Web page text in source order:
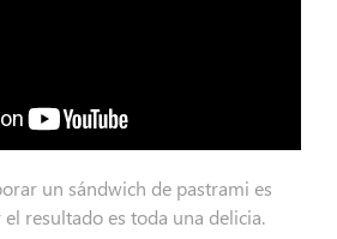
un sándwich de pastrami es
resultado es toda una delicia.